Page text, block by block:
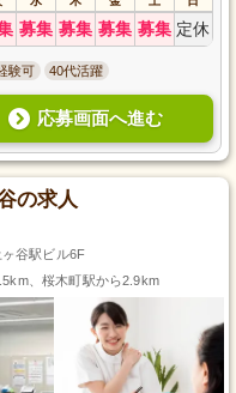
募集 募集 募集 募集 定休
験可 40代活躍
応募画面へ進む
の求人
谷駅ビル6F
、桜木町駅から2.9km